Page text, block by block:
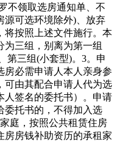
不领取选房通知单、不
源可选环境除外)、放弃
将按照上述文件施行。本
为三组，别离为第一组
第三组(小套型)。3。申
房必需申请人本人亲身参
可由其配合申请人代为选
人签名的委托书）。申请
委托书的，不得加入选
庭，按照公共租赁住房
房房钱补助资历的承租家